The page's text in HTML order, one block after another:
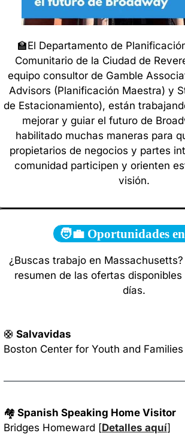
🏫El Departamento de
Comunitario de la Ciudad de
equipo consultor de Gamble
Advisors (Planificación Maestra) y
de Estacionamiento), están
mejorar y guiar el futuro de
habilitado muchas maneras para
propietarios de negocios y partes
comunidad participen y orienten
visión.
🧑‍💼 Oportunidades
¿Buscas trabajo en
resumen de las ofertas
días.
🛟 Salvavidas
Boston Center for Youth and
🏘️ Spanish Speaking Home Visitor
Bridges Homeward [Detalles aquí]